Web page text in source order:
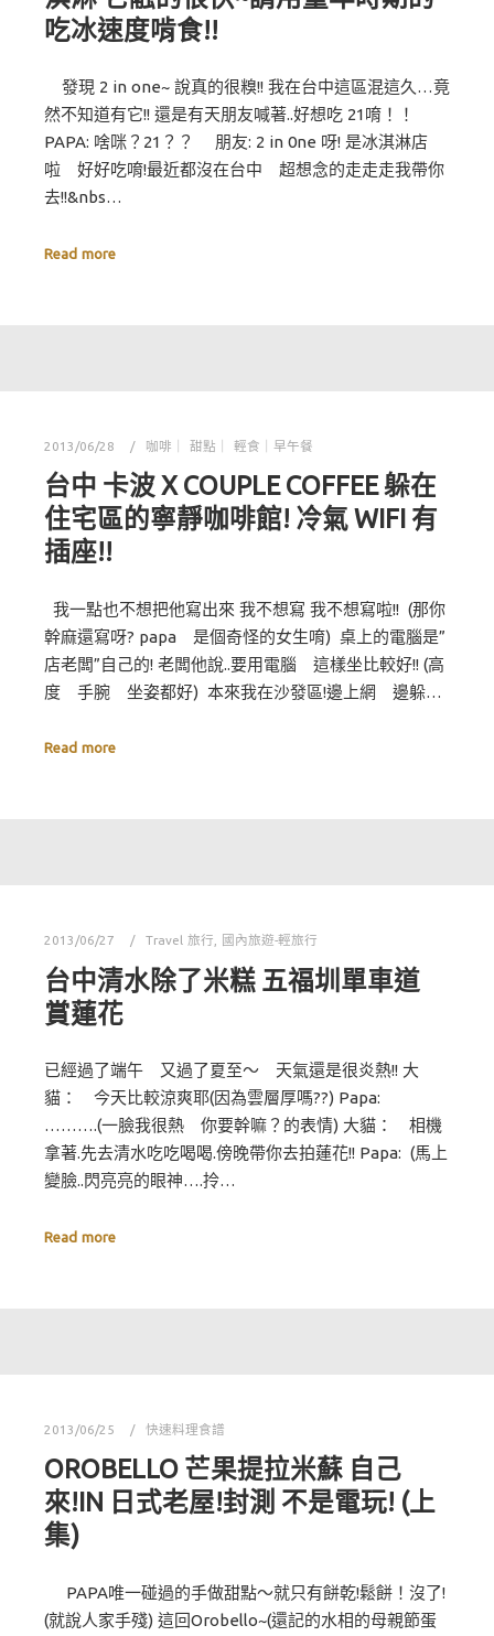
吃冰速度啃食!!
發現 2 in one~ 說真的很糗!! 我在台中這區混這久…竟
然不知道有它!! 還是有天朋友喊著..好想吃 21唷！！
PAPA: 啥咪？21？？ 朋友: 2 in 0ne 呀! 是冰淇淋店
啦 好好吃唷!最近都沒在台中 超想念的走走走我帶你
去!!&nbs…
Read more
2013/06/28 咖啡｜ 甜點｜ 輕食｜早午餐
台中 卡波 X COUPLE COFFEE 躲在
住宅區的寧靜咖啡館! 冷氣 WIFI 有
插座!!
我一點也不想把他寫出來 我不想寫 我不想寫啦!! (那你
幹麻還寫呀? papa 是個奇怪的女生唷) 桌上的電腦是”
店老闆”自己的! 老闆他說..要用電腦 這樣坐比較好!! (高
度 手腕 坐姿都好) 本來我在沙發區!邊上網 邊躲…
Read more
2013/06/27 Travel 旅行 國內旅遊-輕旅行
台中清水除了米糕 五福圳單車道
賞蓮花
已經過了端午 又過了夏至～ 天氣還是很炎熱!! 大
貓： 今天比較涼爽耶(因為雲層厚嗎??) Papa:
……….(一臉我很熱 你要幹嘛？的表情) 大貓： 相機
拿著.先去清水吃吃喝喝.傍晚帶你去拍蓮花!! Papa: (馬上
變臉..閃亮亮的眼神….拎…
Read more
2013/06/25 快速料理食譜
OROBELLO 芒果提拉米蘇 自己
來!IN 日式老屋!封測 不是電玩! (上
集)
PAPA唯一碰過的手做甜點～就只有餅乾!鬆餅！沒了!
(就說人家手殘) 這回Orobello~(還記的水相的母親節蛋